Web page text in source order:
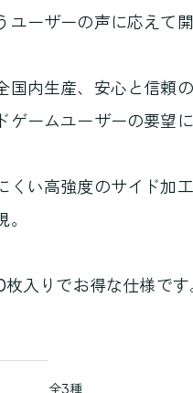
ユーザーの声に応えて
内生産、安心と信頼
ゲームユーザーの要望
くい高強度のサイド加
入りでお得な仕様です
全3種